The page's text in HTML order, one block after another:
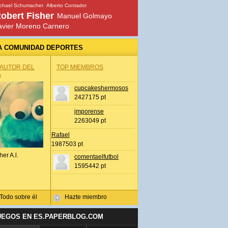
Schumacher Alberto Contador
Fisher Manuel Golmayo
Moreno Carnero
COMUNIDAD DEPORTES
DEL
A.l.
Todo sobre él
TOP MIEMBROS
cupcakeshermosos
2427175 pt
jmporense
2263049 pt
Rafael
1987503 pt
comentaelfutbol
1595442 pt
Hazte miembro
EN ES.PAPERBLOG.COM